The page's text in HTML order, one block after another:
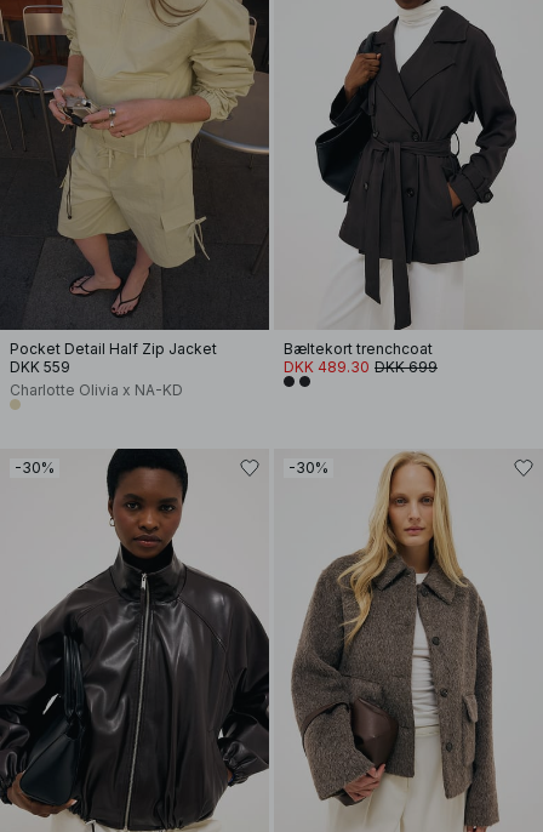
Pocket Detail Half Zip Jacket
DKK 559
Charlotte Olivia x NA-KD
Bæltekort trenchcoat
DKK 489.30 DKK 699
-30% -30%